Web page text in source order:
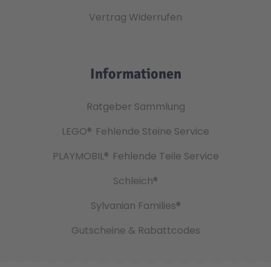
Vertrag Widerrufen
Informationen
Ratgeber Sammlung
LEGO® Fehlende Steine Service
PLAYMOBIL® Fehlende Teile Service
Schleich®
Sylvanian Families®
Gutscheine & Rabattcodes